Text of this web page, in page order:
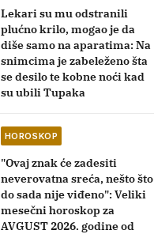
Lekari su mu odstranili
plućno krilo, mogao je da
diše samo na aparatima: Na
snimcima je zabeleženo šta
se desilo te kobne noći kad
su ubili Tupaka
HOROSKOP
"Ovaj znak će zadesiti
neverovatna sreća, nešto što
do sada nije viđeno": Veliki
mesečni horoskop za
AVGUST 2026. godine od